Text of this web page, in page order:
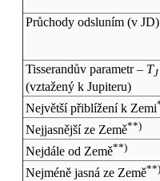
Průchody odsluním (v JD)
Tisserandův parametr – TJ
(vztažený k Jupiteru)
Největší přiblížení k Zemi
Nejjasnější ze Země**)
Nejdále od Země**)
Nejméně jasná ze Země**)